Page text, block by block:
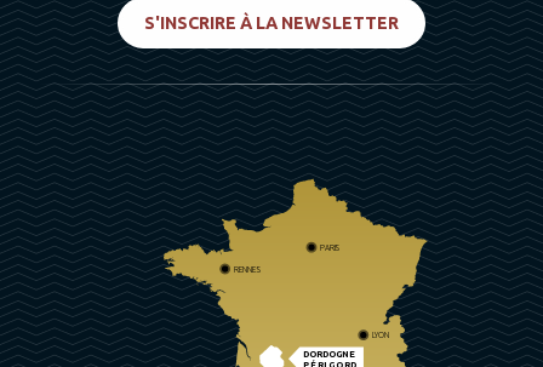
S'INSCRIRE À LA NEWSLETTER
DORDOGNE
PÉRIGORD
PARIS
RENNES
LYON